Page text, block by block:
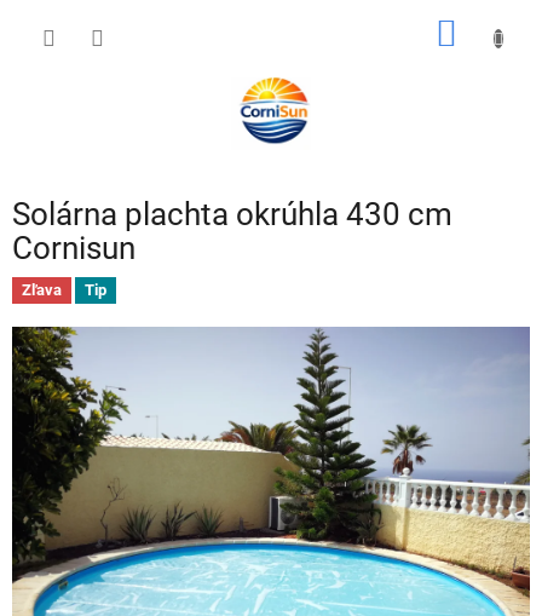
Solárna plachta okrúhla 430 cm
Cornisun
Zľava Tip